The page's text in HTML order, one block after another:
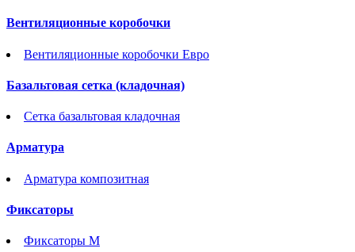
Вентиляционные коробочки
Вентиляционные коробочки Евро
Базальтовая сетка (кладочная)
Сетка базальтовая кладочная
Арматура
Арматура композитная
Фиксаторы
Фиксаторы М